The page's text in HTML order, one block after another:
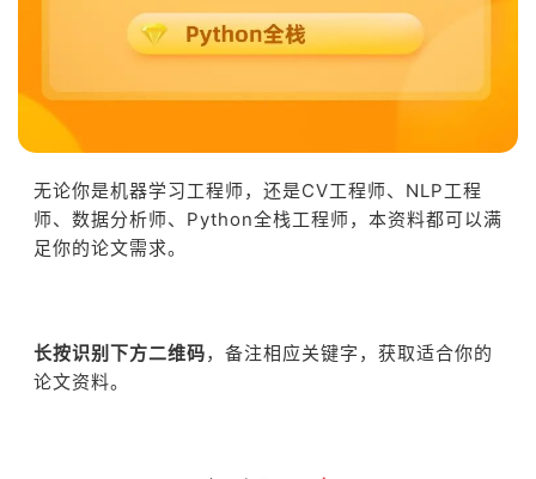
无论你是机器学习工程师，还是CV工程师、NLP工程
师、数据分析师、Python全栈工程师，本资料都可以满
足你的论文需求。
长按识别下方二维码，备注相应关键字，获取适合你的
论文资料。